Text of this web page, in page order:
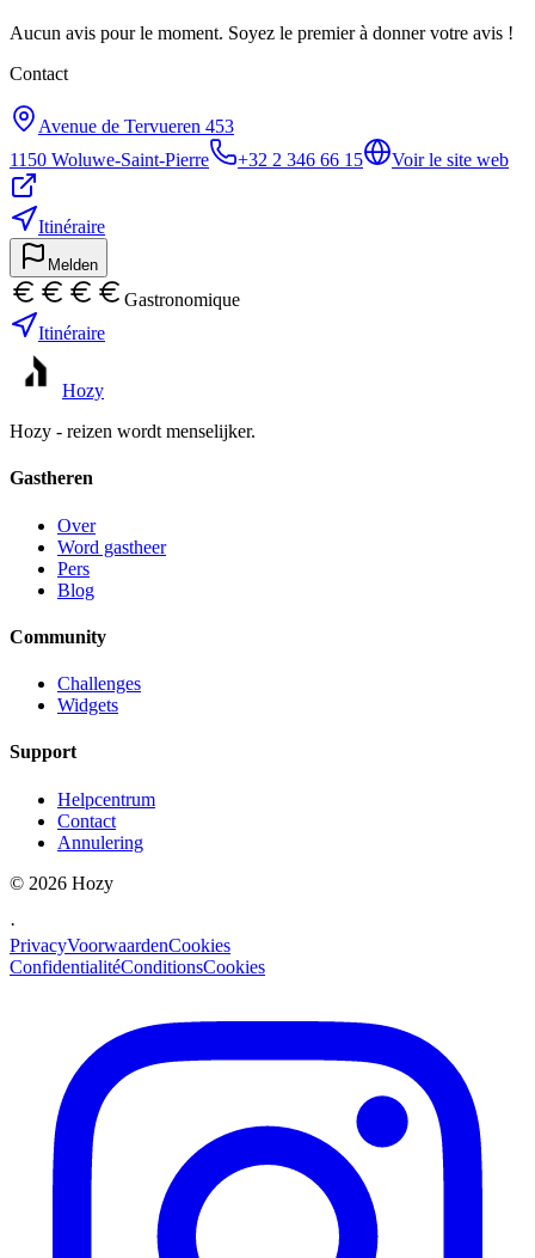
Aucun avis pour le moment. Soyez le premier à donner votre avis !
Contact
Avenue de Tervueren 453
1150 Woluwe-Saint-Pierre +32 2 346 66 15 Voir le site web
Itinéraire
Melden
Gastronomique
Itinéraire
Hozy
Hozy - reizen wordt menselijker.
Gastheren
Over
Word gastheer
Pers
Blog
Community
Challenges
Widgets
Support
Helpcentrum
Contact
Annulering
© 2026 Hozy
·
PrivacyVoorwaardenCookies
ConfidentialitéConditionsCookies